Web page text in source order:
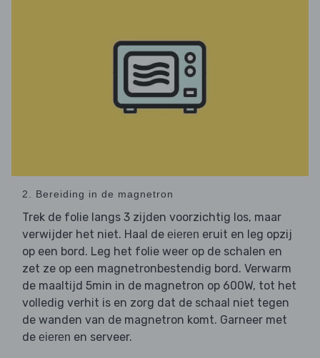
2. Bereiding in de magnetron
Trek de folie langs 3 zijden voorzichtig los, maar
verwijder het niet. Haal de eieren eruit en leg opzij
op een bord. Leg het folie weer op de schalen en
zet ze op een magnetronbestendig bord. Verwarm
de maaltijd 5min in de magnetron op 600W, tot het
volledig verhit is en zorg dat de schaal niet tegen
de wanden van de magnetron komt. Garneer met
de eieren en serveer.